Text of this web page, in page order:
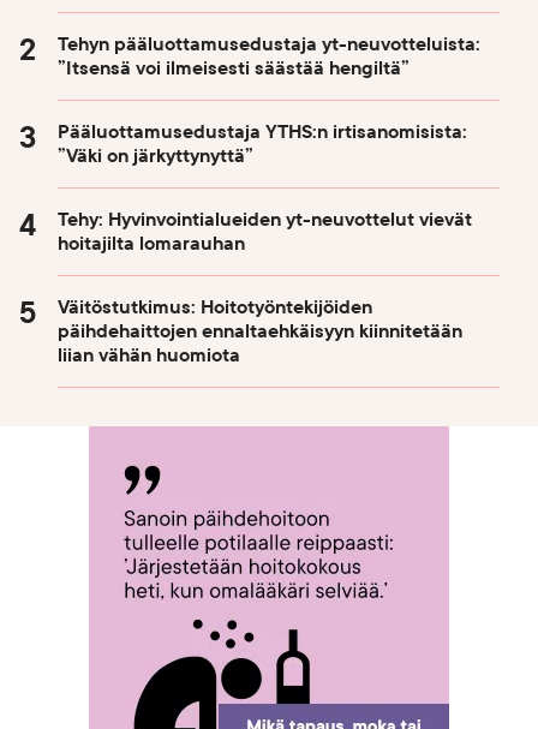
Tehyn pääluottamusedustaja yt-neuvotteluista:
”Itsensä voi ilmeisesti säästää hengiltä”
Pääluottamusedustaja YTHS:n irtisanomisista:
”Väki on järkyttynyttä”
Tehy: Hyvinvointialueiden yt-neuvottelut vievät
hoitajilta lomarauhan
Väitöstutkimus: Hoitotyöntekijöiden
päihdehaittojen ennaltaehkäisyyn kiinnitetään
liian vähän huomiota